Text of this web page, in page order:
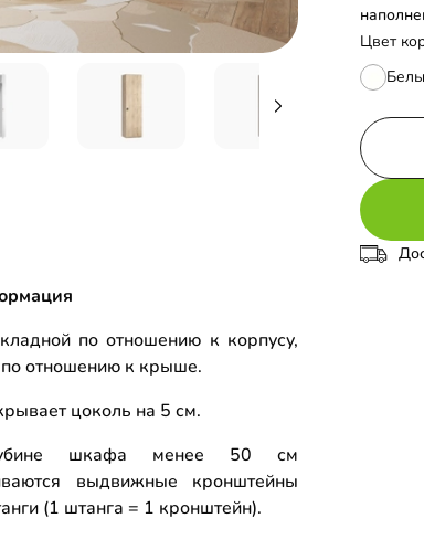
Цвет
по отношению к корпусу,
отношению к крыше.
цоколь на 5 см.
шкафа менее 50 см
выдвижные кронштейны
(1 штанга = 1 кронштейн).